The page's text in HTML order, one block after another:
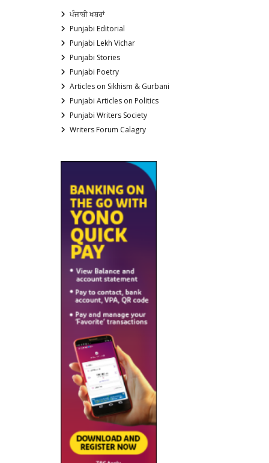
ਪੰਜਾਬੀ ਖਬਰਾਂ
Punjabi Editorial
Punjabi Lekh Vichar
Punjabi Stories
Punjabi Poetry
Articles on Sikhism & Gurbani
Punjabi Articles on Politics
Punjabi Writers Society
Writers Forum Calagry